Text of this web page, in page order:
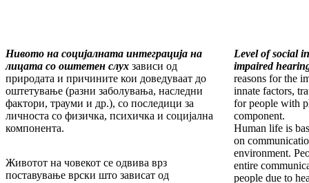
Нивото на социјалната интеграција на
лицата со оштетен слух зависи од
природата и причините кои доведуваат до
оштетување (разни заболувања, наследни
фактори, трауми и др.), со последици за
личноста со физичка, психичка и социјална
компонента.
Level of social
impaired
reasons for the
innate factors,
for people with
component.
Human life is
on
environment.
entire
people due to
Животот на човекот се одвива врз
поставување врски што зависат од